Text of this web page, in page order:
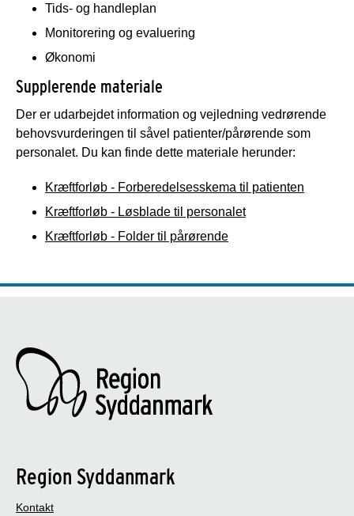
Tids- og handleplan
Monitorering og evaluering
Økonomi
Supplerende materiale
Der er udarbejdet information og vejledning vedrørende
behovsvurderingen til såvel patienter/pårørende som
personalet. Du kan finde dette materiale herunder:
Kræftforløb - Forberedelsesskema til patienten
Kræftforløb - Løsblade til personalet
Kræftforløb - Folder til pårørende
Region Syddanmark
Kontakt